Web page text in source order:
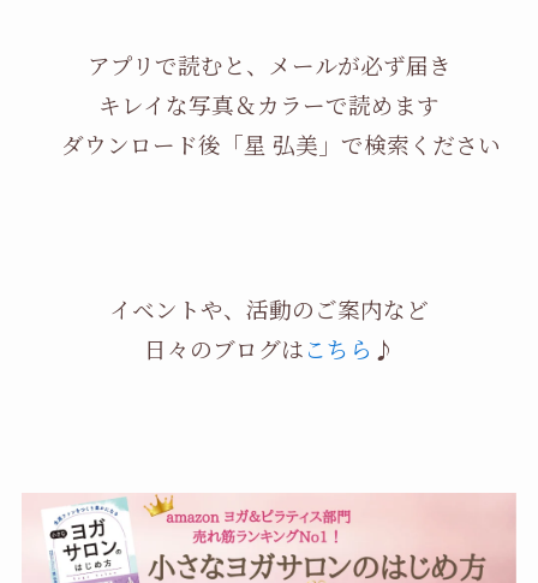
アプリで読むと、メールが必ず届き
キレイな写真＆カラーで読めます
ダウンロード後「星 弘美」で検索ください
イベントや、活動のご案内など
日々のブログはこちら ♪